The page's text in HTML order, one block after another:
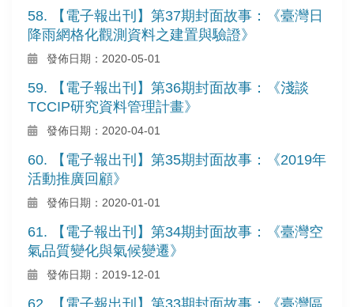
58. 【電子報出刊】第37期封面故事：《臺灣日
降雨網格化觀測資料之建置與驗證》
發佈日期：2020-05-01
59. 【電子報出刊】第36期封面故事：《淺談
TCCIP研究資料管理計畫》
發佈日期：2020-04-01
60. 【電子報出刊】第35期封面故事：《2019年
活動推廣回顧》
發佈日期：2020-01-01
61. 【電子報出刊】第34期封面故事：《臺灣空
氣品質變化與氣候變遷》
發佈日期：2019-12-01
62. 【電子報出刊】第33期封面故事：《臺灣區